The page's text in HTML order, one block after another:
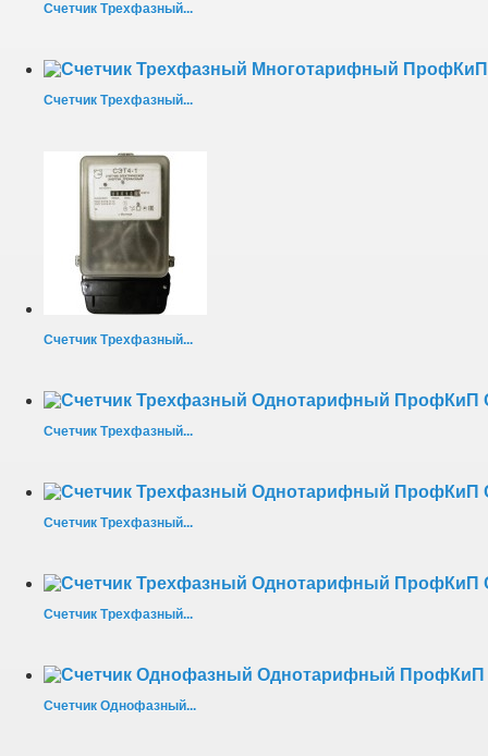
Счетчик Трехфазный...
Счетчик Трехфазный...
Счетчик Трехфазный...
Счетчик Трехфазный...
Счетчик Трехфазный...
Счетчик Трехфазный...
Счетчик Однофазный...